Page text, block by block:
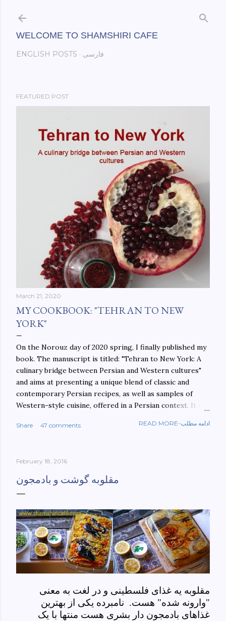
WELCOME TO SHAMSHIRI CAFE
ENGLISH POSTS فارسی
FEATURED POST
March 21, 2020
MY COOKBOOK: "TEHRAN TO NEW
YORK"
On the Norouz day of 2020 spring, I finally published my
book. The manuscript is titled: "Tehran to New York: A
culinary bridge between Persian and Western cultures"
and aims at presenting a unique blend of classic and
contemporary Persian recipes, as well as samples of
Western-style cuisine, offered in a Persian context. It is
walls. This book aims at constructing a bridge between
York-culinary-cultures-
ebook/dp/B0861H47GS/ref=sr_1_1?
dchild=1&keywords=tehran+to+new+york&qid=158481093
Share 47 comments READ MORE-ادامه مطلب
February 18, 2016
مقلوبه گوشت و بادمجون
مقلوبه یه غذای فلسطینی و در لغت به معنی
"وارونه شده" هست. نامبرده یکی از بهترین
غذاهای بادمجون دار بشری هست منتها با یک